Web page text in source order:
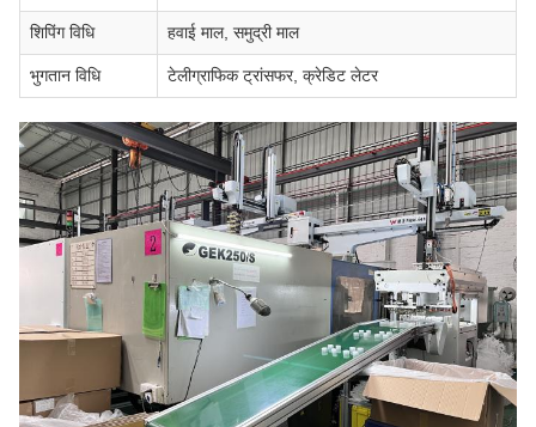
शिपिंग विधि हवाई माल, समुद्री माल
भुगतान विधि टेलीग्राफिक ट्रांसफर, क्रेडिट लेटर